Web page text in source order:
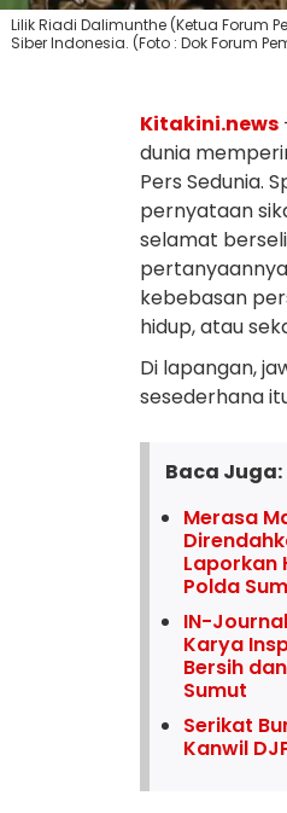
Lilik Riadi Dalimunthe (Ketua Forum
Siber Indonesia. (Foto : Dok Forum
Kitakini.news
dunia
Pers Sedunia.
pernyataan
selamat
kebebasan
hidup, atau
Di lapangan,
sesederhana
Baca Juga:
Merasa
Laporkan
Polda
IN-
Karya
Bersih
Sumut
Serikat
Kanwil